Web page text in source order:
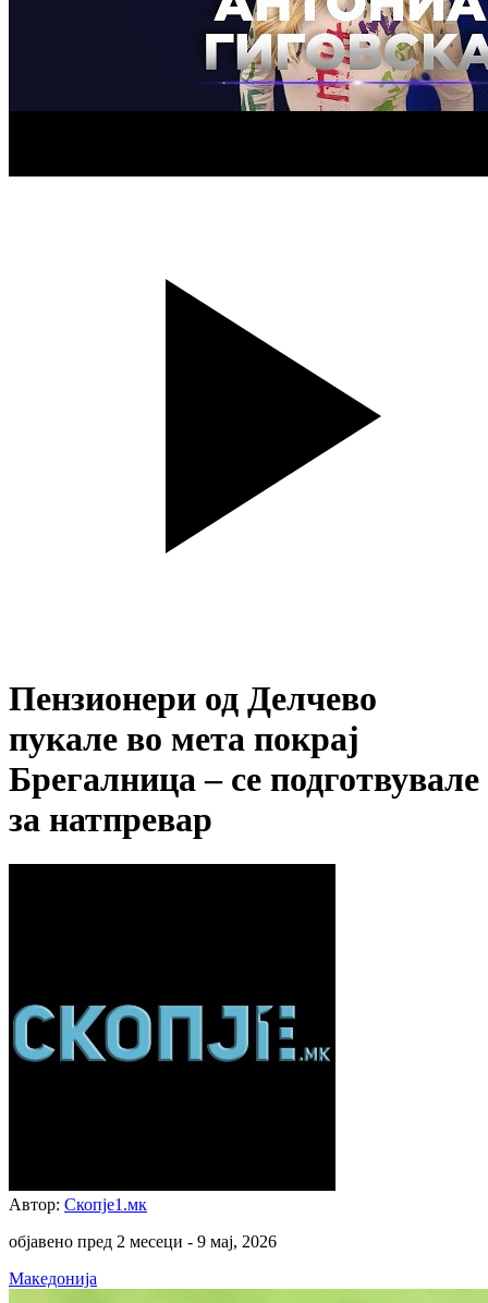
Пензионери од Делчево
пукале во мета покрај
Брегалница – се подготвувале
за натпревар
Автор: Скопје1.мк
објавено пред 2 месеци - 9 мај, 2026
Македонија